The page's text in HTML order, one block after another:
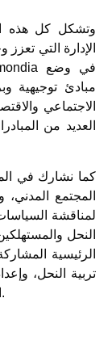
وتشكل كل هذه
الإدارة التي
مبادئ توجيهية
الاجتماعي
العديد من
كما نشارك في
المجتمع
لمناقشة
النحل
الرئيسية
تربية النحل،
الوضع الحالي للملقحات في جميع أنحاء العالم.